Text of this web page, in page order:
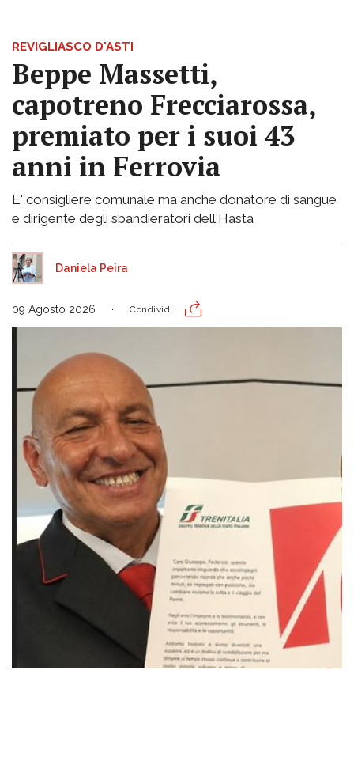
REVIGLIASCO D'ASTI
Beppe Massetti,
capotreno Frecciarossa,
premiato per i suoi 43
anni in Ferrovia
E' consigliere comunale ma anche donatore di sangue
e dirigente degli sbandieratori dell'Hasta
Daniela Peira
09 Agosto 2026 Condividi